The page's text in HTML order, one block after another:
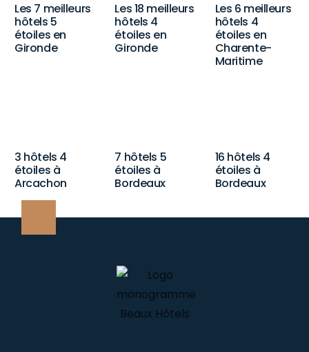
Les 7 meilleurs
hôtels 5
étoiles en
Gironde
Les 18 meilleurs
hôtels 4
étoiles en
Gironde
Les 6 meilleurs
hôtels 4
étoiles en
Charente-
Maritime
3 hôtels 4
étoiles à
Arcachon
7 hôtels 5
étoiles à
Bordeaux
16 hôtels 4
étoiles à
Bordeaux